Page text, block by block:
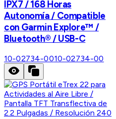
IPX7 / 168 Horas
Autonomía / Compatible
con Garmin Explore™ /
Bluetooth® / USB-C
10-02734-0010-02734-00